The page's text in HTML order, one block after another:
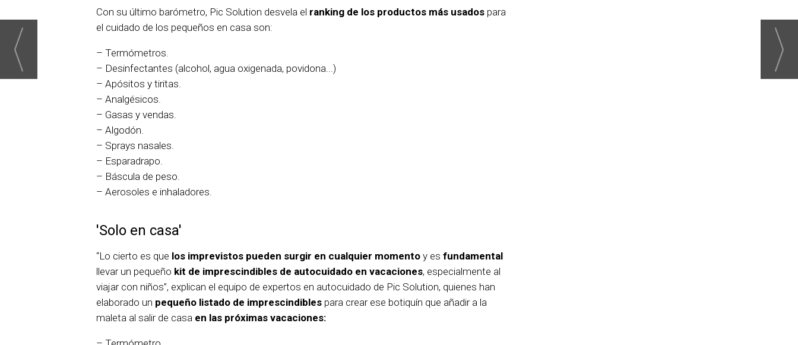
Con su último barómetro, Pic Solution desvela el ranking de los productos más usados para
el cuidado de los pequeños en casa son:
– Termómetros.
– Desinfectantes (alcohol, agua oxigenada, povidona...)
– Apósitos y tiritas.
– Analgésicos.
– Gasas y vendas.
– Algodón.
– Sprays nasales.
– Esparadrapo.
– Báscula de peso.
– Aerosoles e inhaladores.
'Solo en casa'
“Lo cierto es que los imprevistos pueden surgir en cualquier momento y es fundamental
llevar un pequeño kit de imprescindibles de autocuidado en vacaciones, especialmente al
viajar con niños”, explican el equipo de expertos en autocuidado de Pic Solution, quienes han
elaborado un pequeño listado de imprescindibles para crear ese botiquín que añadir a la
maleta al salir de casa en las próximas vacaciones: